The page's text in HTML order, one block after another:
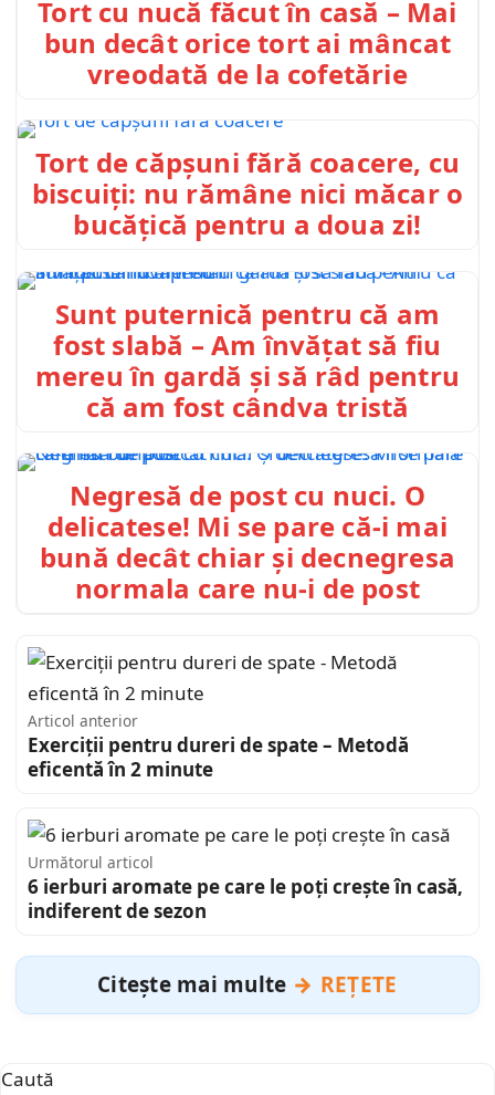
Tort cu nucă făcut în casă – Mai
bun decât orice tort ai mâncat
vreodată de la cofetărie
Tort de căpșuni fără coacere, cu
biscuiți: nu rămâne nici măcar o
bucățică pentru a doua zi!
Sunt puternică pentru că am
fost slabă – Am învățat să fiu
mereu în gardă și să râd pentru
că am fost cândva tristă
Negresă de post cu nuci. O
delicatese! Mi se pare că-i mai
bună decât chiar și decnegresa
normala care nu-i de post
Articol anterior
Exerciții pentru dureri de spate – Metodă
eficentă în 2 minute
Următorul articol
6 ierburi aromate pe care le poți crește în casă,
indiferent de sezon
Citește mai multe REȚETE
Caută